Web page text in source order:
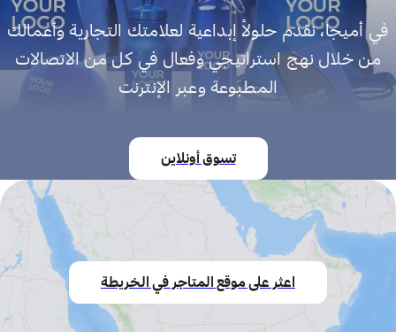
في أميجا، نقدم حلولاً إبداعية لعلامتك التجارية وأعمالك
من خلال نهج استراتيجي وفعال في كل من الاتصالات
المطبوعة وعبر الإنترنت
تسوق أونلاين
اعثر على موقع المتاجر في الخريطة